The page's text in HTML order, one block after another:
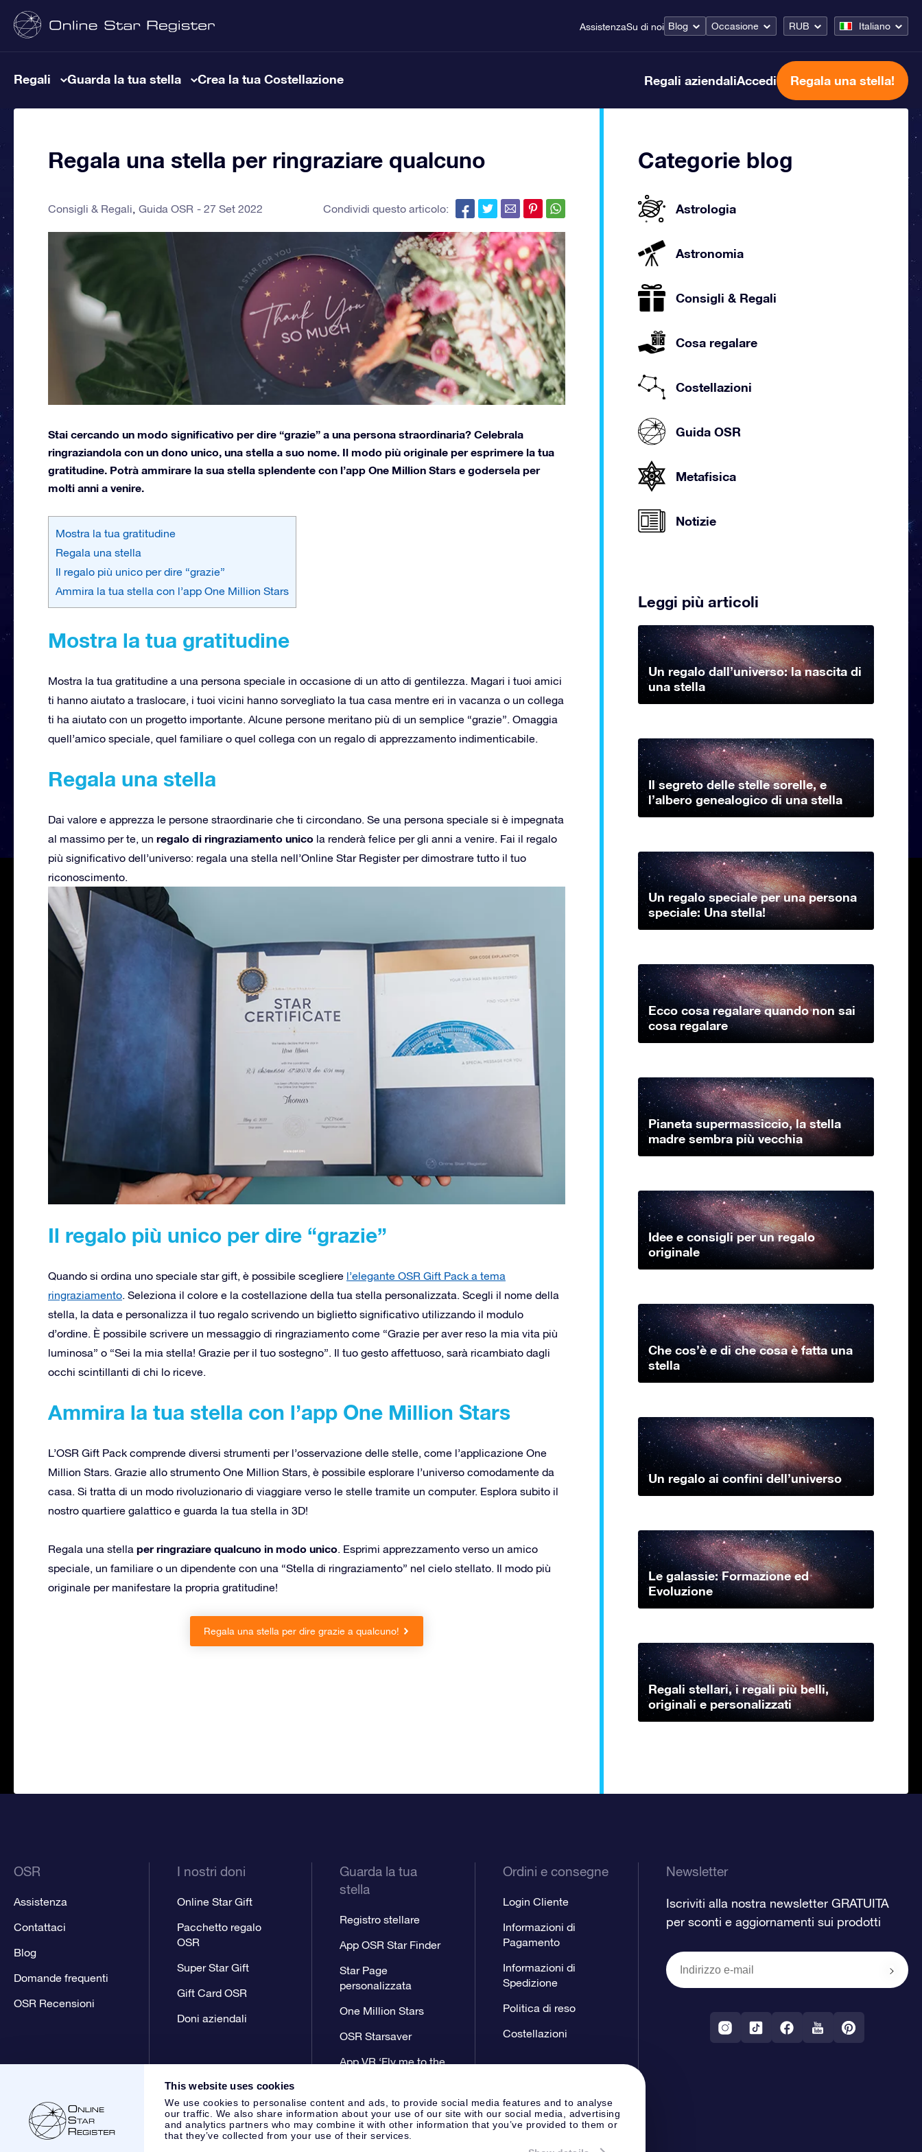
This website uses cookies
We use cookies to personalise content and ads, to provide social media features and to analyse
our traffic. We also share information about your use of our site with our social media, advertising
and analytics partners who may combine it with other information that you’ve provided to them or
that they’ve collected from your use of their services.
AssistenzaSu di noi Blog Occasione RUB Italiano
Regali Guarda la tua stella Crea la tua Costellazione Regali aziendaliAccedi Regala una stella!
Regala una stella per ringraziare qualcuno
Consigli & Regali Guida OSR 27 Set 2022 Condividi questo articolo:
Stai cercando un modo significativo per dire “grazie” a una persona straordinaria? Celebrala
ringraziandola con un dono unico, una stella a suo nome. Il modo più originale per esprimere la tua
gratitudine. Potrà ammirare la sua stella splendente con l’app One Million Stars e godersela per
molti anni a venire.
Mostra la tua gratitudine
Regala una stella
Il regalo più unico per dire “grazie”
Ammira la tua stella con l’app One Million Stars
Mostra la tua gratitudine
Mostra la tua gratitudine a una persona speciale in occasione di un atto di gentilezza. Magari i tuoi amici
ti hanno aiutato a traslocare, i tuoi vicini hanno sorvegliato la tua casa mentre eri in vacanza o un collega
ti ha aiutato con un progetto importante. Alcune persone meritano più di un semplice “grazie”. Omaggia
quell’amico speciale, quel familiare o quel collega con un regalo di apprezzamento indimenticabile.
Regala una stella
Dai valore e apprezza le persone straordinarie che ti circondano. Se una persona speciale si è impegnata
al massimo per te, un regalo di ringraziamento unico la renderà felice per gli anni a venire. Fai il regalo
più significativo dell’universo: regala una stella nell’Online Star Register per dimostrare tutto il tuo
riconoscimento.
Il regalo più unico per dire “grazie”
Quando si ordina uno speciale star gift, è possibile scegliere l’elegante OSR Gift Pack a tema
ringraziamento. Seleziona il colore e la costellazione della tua stella personalizzata. Scegli il nome della
stella, la data e personalizza il tuo regalo scrivendo un biglietto significativo utilizzando il modulo
d’ordine. È possibile scrivere un messaggio di ringraziamento come “Grazie per aver reso la mia vita più
luminosa” o “Sei la mia stella! Grazie per il tuo sostegno”. Il tuo gesto affettuoso, sarà ricambiato dagli
occhi scintillanti di chi lo riceve.
Ammira la tua stella con l’app One Million Stars
L’OSR Gift Pack comprende diversi strumenti per l’osservazione delle stelle, come l’applicazione One
Million Stars. Grazie allo strumento One Million Stars, è possibile esplorare l’universo comodamente da
casa. Si tratta di un modo rivoluzionario di viaggiare verso le stelle tramite un computer. Esplora subito il
nostro quartiere galattico e guarda la tua stella in 3D!
Regala una stella per ringraziare qualcuno in modo unico. Esprimi apprezzamento verso un amico
speciale, un familiare o un dipendente con una “Stella di ringraziamento” nel cielo stellato. Il modo più
originale per manifestare la propria gratitudine!
Regala una stella per dire grazie a qualcuno!
Categorie blog
Astrologia
Astronomia
Consigli & Regali
Cosa regalare
Costellazioni
Guida OSR
Metafisica
Notizie
Leggi più articoli
Un regalo dall’universo: la nascita di
una stella
Il segreto delle stelle sorelle, e
l’albero genealogico di una stella
Un regalo speciale per una persona
speciale: Una stella!
Ecco cosa regalare quando non sai
cosa regalare
Pianeta supermassiccio, la stella
madre sembra più vecchia
Idee e consigli per un regalo
originale
Che cos’è e di che cosa è fatta una
stella
Un regalo ai confini dell’universo
Le galassie: Formazione ed
Evoluzione
Regali stellari, i regali più belli,
originali e personalizzati
OSR
Assistenza
Contattaci
Blog
Domande frequenti
OSR Recensioni
I nostri doni
Online Star Gift
Pacchetto regalo
OSR
Super Star Gift
Gift Card OSR
Doni aziendali
Guarda la tua
stella
Registro stellare
App OSR Star Finder
Star Page
personalizzata
One Million Stars
OSR Starsaver
App VR ‘Fly me to the
Ordini e consegne
Login Cliente
Informazioni di
Pagamento
Informazioni di
Spedizione
Politica di reso
Costellazioni
Newsletter
Iscriviti alla nostra newsletter GRATUITA
per sconti e aggiornamenti sui prodotti